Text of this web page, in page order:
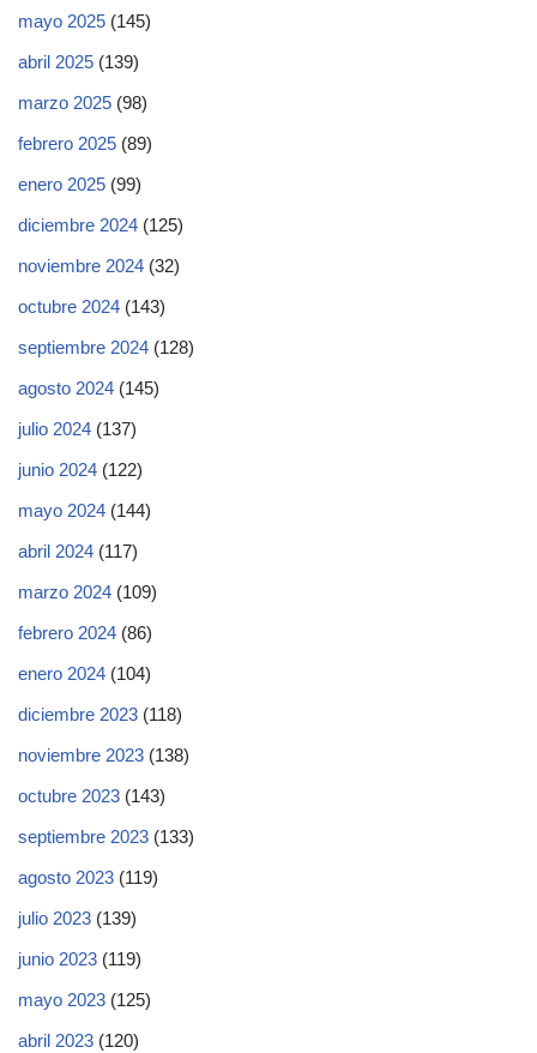
mayo 2025 (145)
abril 2025 (139)
marzo 2025 (98)
febrero 2025 (89)
enero 2025 (99)
diciembre 2024 (125)
noviembre 2024 (32)
octubre 2024 (143)
septiembre 2024 (128)
agosto 2024 (145)
julio 2024 (137)
junio 2024 (122)
mayo 2024 (144)
abril 2024 (117)
marzo 2024 (109)
febrero 2024 (86)
enero 2024 (104)
diciembre 2023 (118)
noviembre 2023 (138)
octubre 2023 (143)
septiembre 2023 (133)
agosto 2023 (119)
julio 2023 (139)
junio 2023 (119)
mayo 2023 (125)
abril 2023 (120)